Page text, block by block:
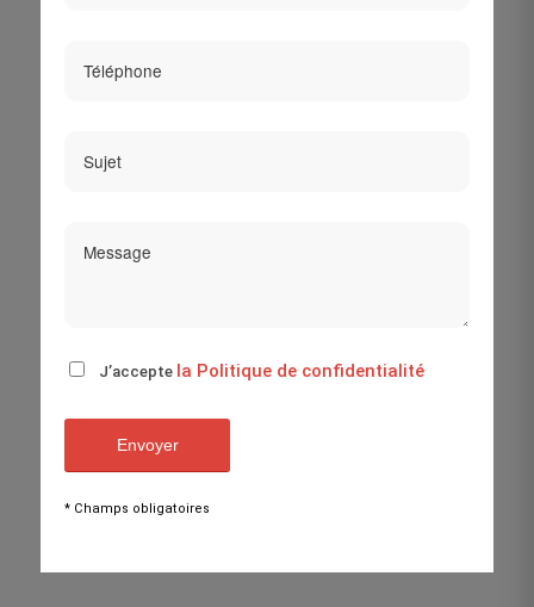
J’accepte la Politique de confidentialité
* Champs obligatoires